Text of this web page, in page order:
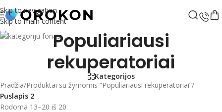
Skip to navigation
Skip to main content
Populiariausi
rekuperatoriai
Kategorijos
Pradžia/Produktai su žymomis “Populiariausi rekuperatoriai”/
Puslapis 2
Rodoma 13–20 iš 20